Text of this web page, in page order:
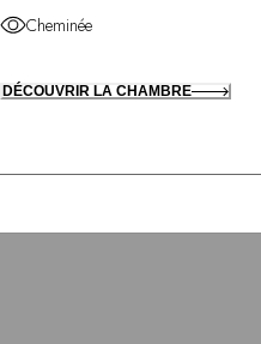
Cheminée
DÉCOUVRIR LA CHAMBRE